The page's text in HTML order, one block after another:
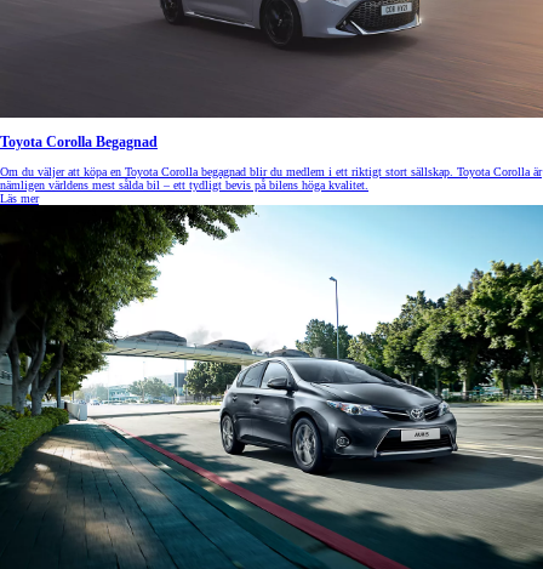
Toyota Corolla Begagnad
Om du väljer att köpa en Toyota Corolla begagnad blir du medlem i ett riktigt stort sällskap. Toyota Corolla är
nämligen världens mest sålda bil – ett tydligt bevis på bilens höga kvalitet.
Läs mer